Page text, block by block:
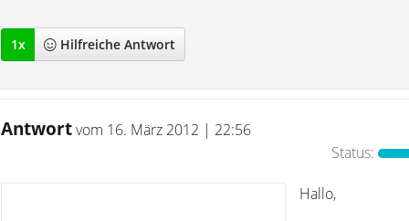
1x Hilfreiche Antwort
Antwortvom 16. März 2012 | 22:56
Status:
Hallo,